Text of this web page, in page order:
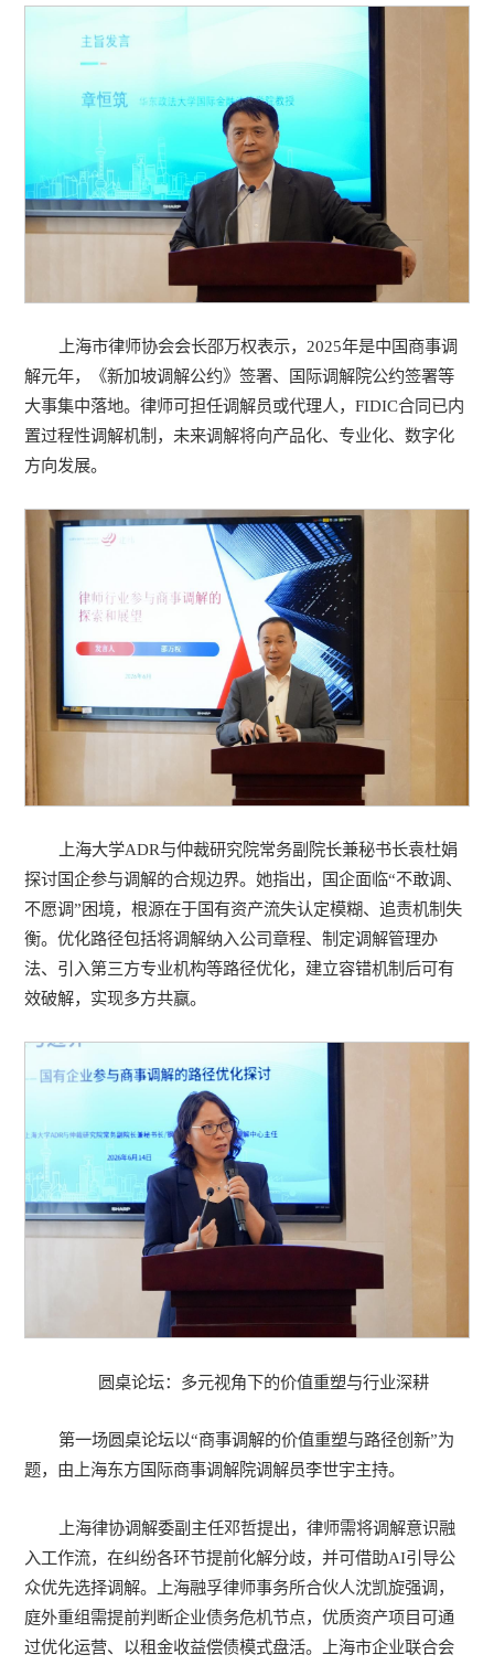
上海市律师协会会长邵万权表示，2025年是中国商事调
解元年，《新加坡调解公约》签署、国际调解院公约签署等
大事集中落地。律师可担任调解员或代理人，FIDIC合同已内
置过程性调解机制，未来调解将向产品化、专业化、数字化
方向发展。
上海大学ADR与仲裁研究院常务副院长兼秘书长袁杜娟
探讨国企参与调解的合规边界。她指出，国企面临“不敢调、
不愿调”困境，根源在于国有资产流失认定模糊、追责机制失
衡。优化路径包括将调解纳入公司章程、制定调解管理办
法、引入第三方专业机构等路径优化，建立容错机制后可有
效破解，实现多方共赢。
圆桌论坛：多元视角下的价值重塑与行业深耕
第一场圆桌论坛以“商事调解的价值重塑与路径创新”为
题，由上海东方国际商事调解院调解员李世宇主持。
上海律协调解委副主任邓哲提出，律师需将调解意识融
入工作流，在纠纷各环节提前化解分歧，并可借助AI引导公
众优先选择调解。上海融孚律师事务所合伙人沈凯旋强调，
庭外重组需提前判断企业债务危机节点，优质资产项目可通
过优化运营、以租金收益偿债模式盘活。上海市企业联合会